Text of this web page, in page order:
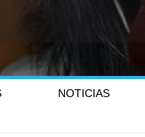
NOTICIAS